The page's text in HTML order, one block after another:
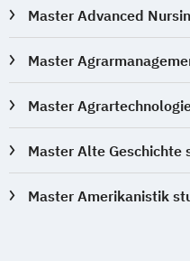
General
Generative KI
Global
Grundlagen der
Grundlagen des
Grundlagen des
europäischen
Master Advanced
Master
Master
Master Alte Geschichte
Master Amerikanistik